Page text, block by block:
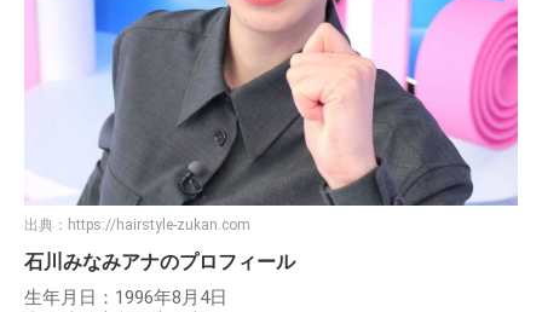
出典： https://hairstyle-zukan.com
石川みなみアナのプロフィール
生年月日：1996年8月4日